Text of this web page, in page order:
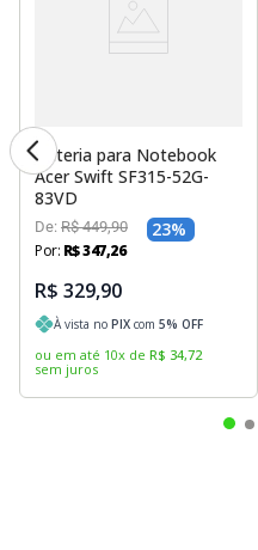
Bateria para Notebook
Acer Swift SF315-52G-
83VD
De: R$ 449,90 23%
Por: R$347,26
R$ 329,90
À vista no PIX com 5% OFF
ou em até 10x de R$ 34,72
sem juros